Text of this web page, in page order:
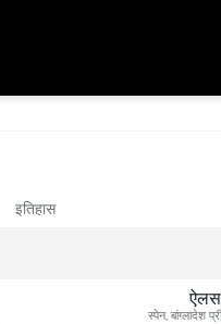
इतिहास
ऐलस
स्पेन, बांग्लादेश